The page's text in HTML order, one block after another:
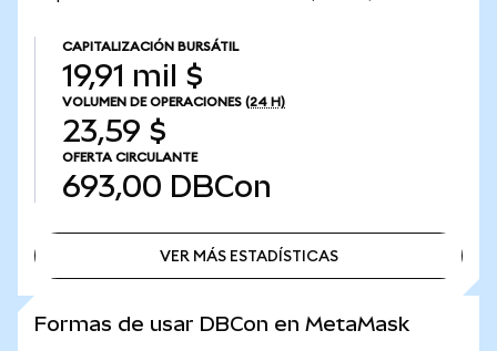
CAPITALIZACIÓN BURSÁTIL
19,91 mil $
VOLUMEN DE OPERACIONES (24 H)
23,59 $
OFERTA CIRCULANTE
693,00 DBCon
VER MÁS ESTADÍSTICAS
Formas de usar DBCon en MetaMask